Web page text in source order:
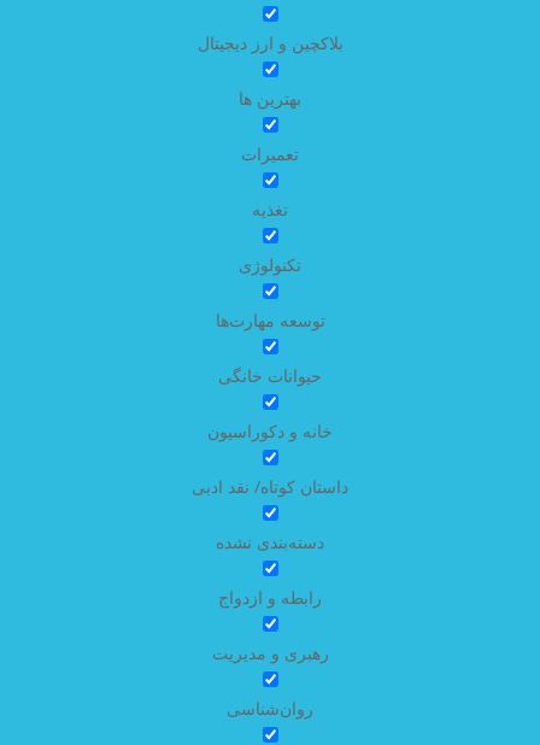
بلاکچین و ارز دیجیتال
بهترین ها
تعمیرات
تغذیه
تکنولوژی
توسعه مهارت‌ها
حیوانات خانگی
خانه و دکوراسیون
داستان کوتاه/ نقد ادبی
دسته‌بندی نشده
رابطه و ازدواج
رهبری و مدیریت
روان‌شناسی